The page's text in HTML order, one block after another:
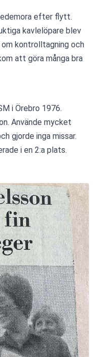
efter flytt.
kavlelöpare blev
kontrolltagning och
att göra många bra
i Örebro 1976.
Använde mycket
gjorde inga missar.
i en 2:a plats.